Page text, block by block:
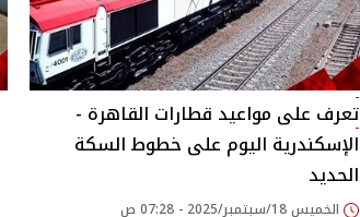
تعرف على مواعيد قطارات القاهرة -
الإسكندرية اليوم على خطوط السكة
الحديد
الخميس 18/سبتمبر/2025 - 07:28 ص